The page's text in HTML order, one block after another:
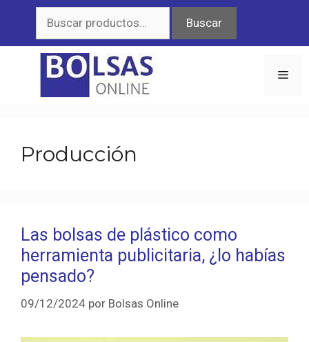
contenido
por:
Buscar
Producción
Las bolsas de plástico como
herramienta publicitaria, ¿lo habías
pensado?
09/12/2024 por Bolsas Online